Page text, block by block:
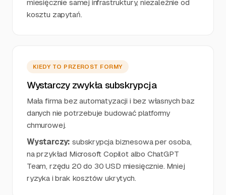
miesięcznie samej infrastruktury, niezależnie od
kosztu zapytań.
KIEDY TO PRZEROST FORMY
Wystarczy zwykła subskrypcja
Mała firma bez automatyzacji i bez własnych baz
danych nie potrzebuje budować platformy
chmurowej.
Wystarczy: subskrypcja biznesowa per osoba,
na przykład Microsoft Copilot albo ChatGPT
Team, rzędu 20 do 30 USD miesięcznie. Mniej
ryzyka i brak kosztów ukrytych.